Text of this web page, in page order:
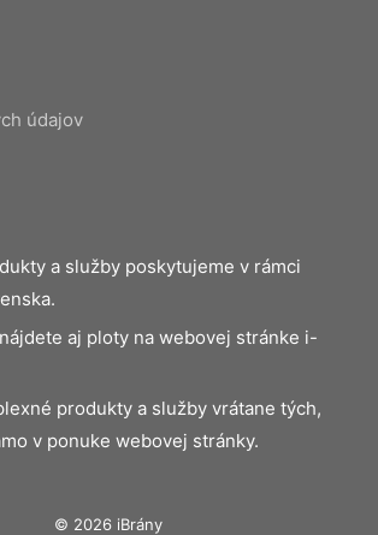
údajov
a služby poskytujeme v rámci
aj ploty na webovej stránke i-
produkty a služby vrátane tých,
v ponuke webovej stránky.
© 2026 iBrány